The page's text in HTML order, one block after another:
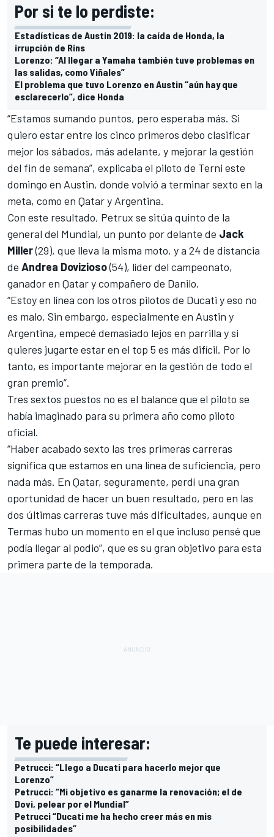
Por si te lo perdiste:
Estadísticas de Austin 2019: la caída de Honda, la
irrupción de Rins
Lorenzo: “Al llegar a Yamaha también tuve problemas en
las salidas, como Viñales”
El problema que tuvo Lorenzo en Austin “aún hay que
esclarecerlo”, dice Honda
“Estamos sumando puntos, pero esperaba más. Si
quiero estar entre los cinco primeros debo clasificar
mejor los sábados, más adelante, y mejorar la gestión
del fin de semana”, explicaba el piloto de Terni este
domingo en Austin, donde volvió a terminar sexto en la
meta, como en Qatar y Argentina.
Con este resultado, Petrux se sitúa quinto de la
general del Mundial, un punto por delante de Jack
Miller(29), que lleva la misma moto, y a 24 de distancia
de Andrea Dovizioso(54), líder del campeonato,
ganador en Qatar y compañero de Danilo.
“Estoy en línea con los otros pilotos de Ducati y eso no
es malo. Sin embargo, especialmente en Austin y
Argentina, empecé demasiado lejos en parrilla y si
quieres jugarte estar en el top 5 es más difícil. Por lo
tanto, es importante mejorar en la gestión de todo el
gran premio”.
Tres sextos puestos no es el balance que el piloto se
había imaginado para su primera año como piloto
oficial.
“Haber acabado sexto las tres primeras carreras
significa que estamos en una línea de suficiencia, pero
nada más. En Qatar, seguramente, perdí una gran
oportunidad de hacer un buen resultado, pero en las
dos últimas carreras tuve más dificultades, aunque en
Termas hubo un momento en el que incluso pensé que
podía llegar al podio”, que es su gran objetivo para esta
primera parte de la temporada.
Te puede interesar:
Petrucci: “Llego a Ducati para hacerlo mejor que
Lorenzo”
Petrucci: “Mi objetivo es ganarme la renovación; el de
Dovi, pelear por el Mundial”
Petrucci “Ducati me ha hecho creer más en mis
posibilidades”